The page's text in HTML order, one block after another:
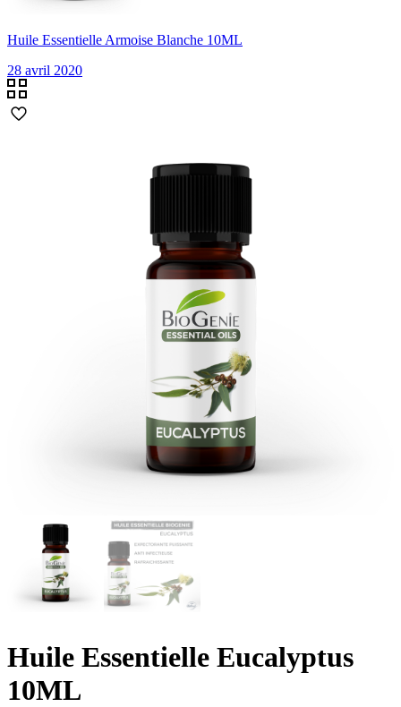
Huile Essentielle Armoise Blanche 10ML
28 avril 2020
Huile Essentielle Eucalyptus
10ML